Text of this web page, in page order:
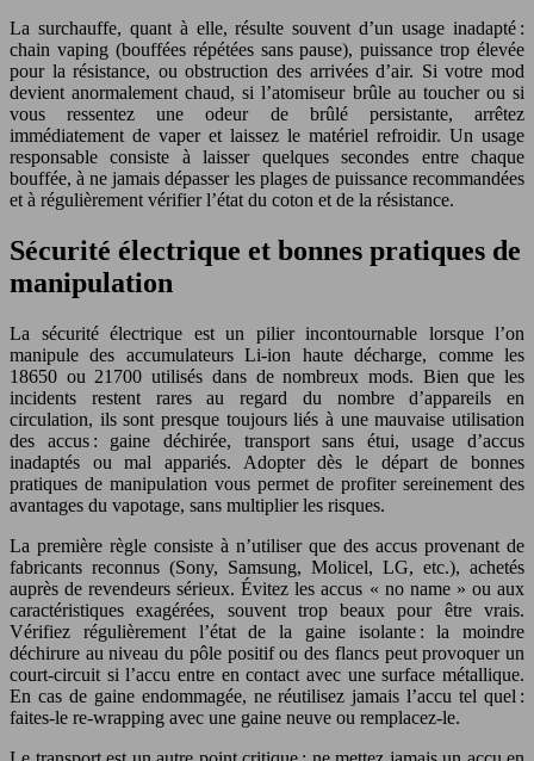
La surchauffe, quant à elle, résulte souvent d’un usage inadapté :
chain vaping (bouffées répétées sans pause), puissance trop élevée
pour la résistance, ou obstruction des arrivées d’air. Si votre mod
devient anormalement chaud, si l’atomiseur brûle au toucher ou si
vous ressentez une odeur de brûlé persistante, arrêtez
immédiatement de vaper et laissez le matériel refroidir. Un usage
responsable consiste à laisser quelques secondes entre chaque
bouffée, à ne jamais dépasser les plages de puissance recommandées
et à régulièrement vérifier l’état du coton et de la résistance.
Sécurité électrique et bonnes pratiques de
manipulation
La sécurité électrique est un pilier incontournable lorsque l’on
manipule des accumulateurs Li-ion haute décharge, comme les
18650 ou 21700 utilisés dans de nombreux mods. Bien que les
incidents restent rares au regard du nombre d’appareils en
circulation, ils sont presque toujours liés à une mauvaise utilisation
des accus : gaine déchirée, transport sans étui, usage d’accus
inadaptés ou mal appariés. Adopter dès le départ de bonnes
pratiques de manipulation vous permet de profiter sereinement des
avantages du vapotage, sans multiplier les risques.
La première règle consiste à n’utiliser que des accus provenant de
fabricants reconnus (Sony, Samsung, Molicel, LG, etc.), achetés
auprès de revendeurs sérieux. Évitez les accus « no name » ou aux
caractéristiques exagérées, souvent trop beaux pour être vrais.
Vérifiez régulièrement l’état de la gaine isolante : la moindre
déchirure au niveau du pôle positif ou des flancs peut provoquer un
court-circuit si l’accu entre en contact avec une surface métallique.
En cas de gaine endommagée, ne réutilisez jamais l’accu tel quel :
faites-le re-wrapping avec une gaine neuve ou remplacez-le.